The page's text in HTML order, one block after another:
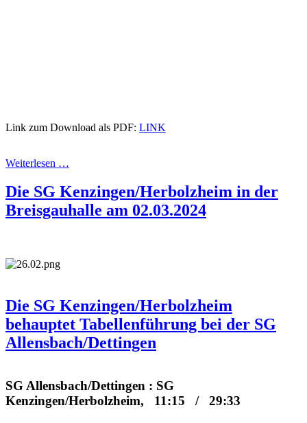
Link zum Download als PDF: LINK
Weiterlesen …
Die SG Kenzingen/Herbolzheim in der
Breisgauhalle am 02.03.2024
Die SG Kenzingen/Herbolzheim
behauptet Tabellenführung bei der SG
Allensbach/Dettingen
SG Allensbach/Dettingen : SG
Kenzingen/Herbolzheim, 11:15 / 29:33